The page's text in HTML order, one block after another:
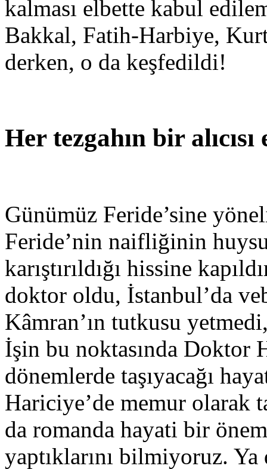
kalması elbette kabul
Bakkal, Fatih-Harbiye,
derken, o da keşfedildi!
Her tezgahın bir
Günümüz Feride’sine
Feride’nin naifliğinin
karıştırıldığı hissine
doktor oldu, İstanbul’da
Kâmran’ın tutkusu
İşin bu noktasında Doktor
dönemlerde taşıyacağı
Hariciye’de memur olarak
da romanda hayati bir
yaptıklarını bilmiyoruz.